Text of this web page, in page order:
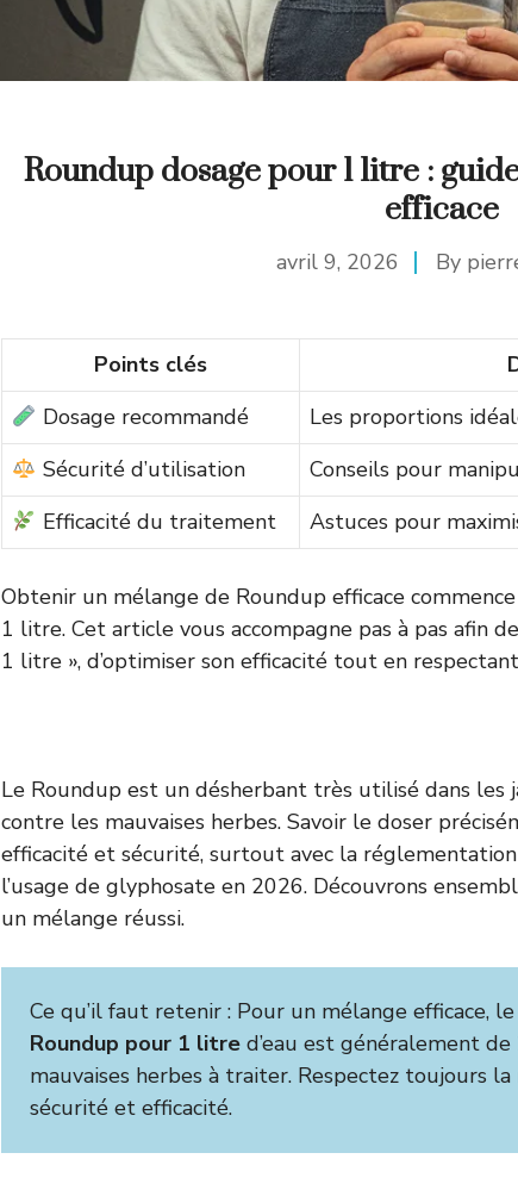
Roundup dosage pour 1 litre :
efficace
avril 9, 2026 By
Points clés
Dosage recommandé
Les proportions
Sécurité d’utilisation
Conseils pour
Efficacité du traitement
Astuces pour
Obtenir un mélange de Roundup efficace
1 litre. Cet article vous accompagne pas à pas afin
1 litre », d’optimiser son efficacité tout en
Le Roundup est un désherbant très utilisé dans
contre les mauvaises herbes. Savoir le doser
efficacité et sécurité, surtout avec la
l’usage de glyphosate en 2026. Découvrons
un mélange réussi.
Ce qu’il faut retenir : Pour un mélange efficace, le
Roundup pour 1 litre d’eau est généralement
mauvaises herbes à traiter. Respectez toujours
sécurité et efficacité.